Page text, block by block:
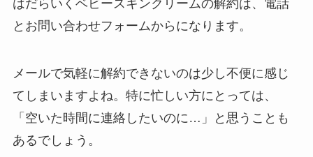
はだらいくベビースキンクリームの解約は、電話
とお問い合わせフォームからになります。
メールで気軽に解約できないのは少し不便に感じ
てしまいますよね。特に忙しい方にとっては、
「空いた時間に連絡したいのに…」と思うことも
あるでしょう。